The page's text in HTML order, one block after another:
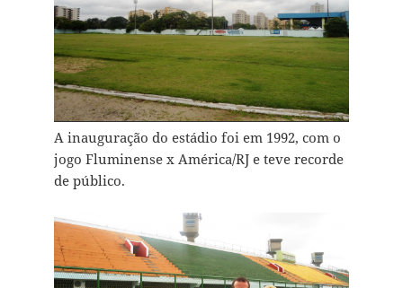
A inauguração do estádio foi em 1992, com o
jogo Fluminense x América/RJ e teve recorde
de público.